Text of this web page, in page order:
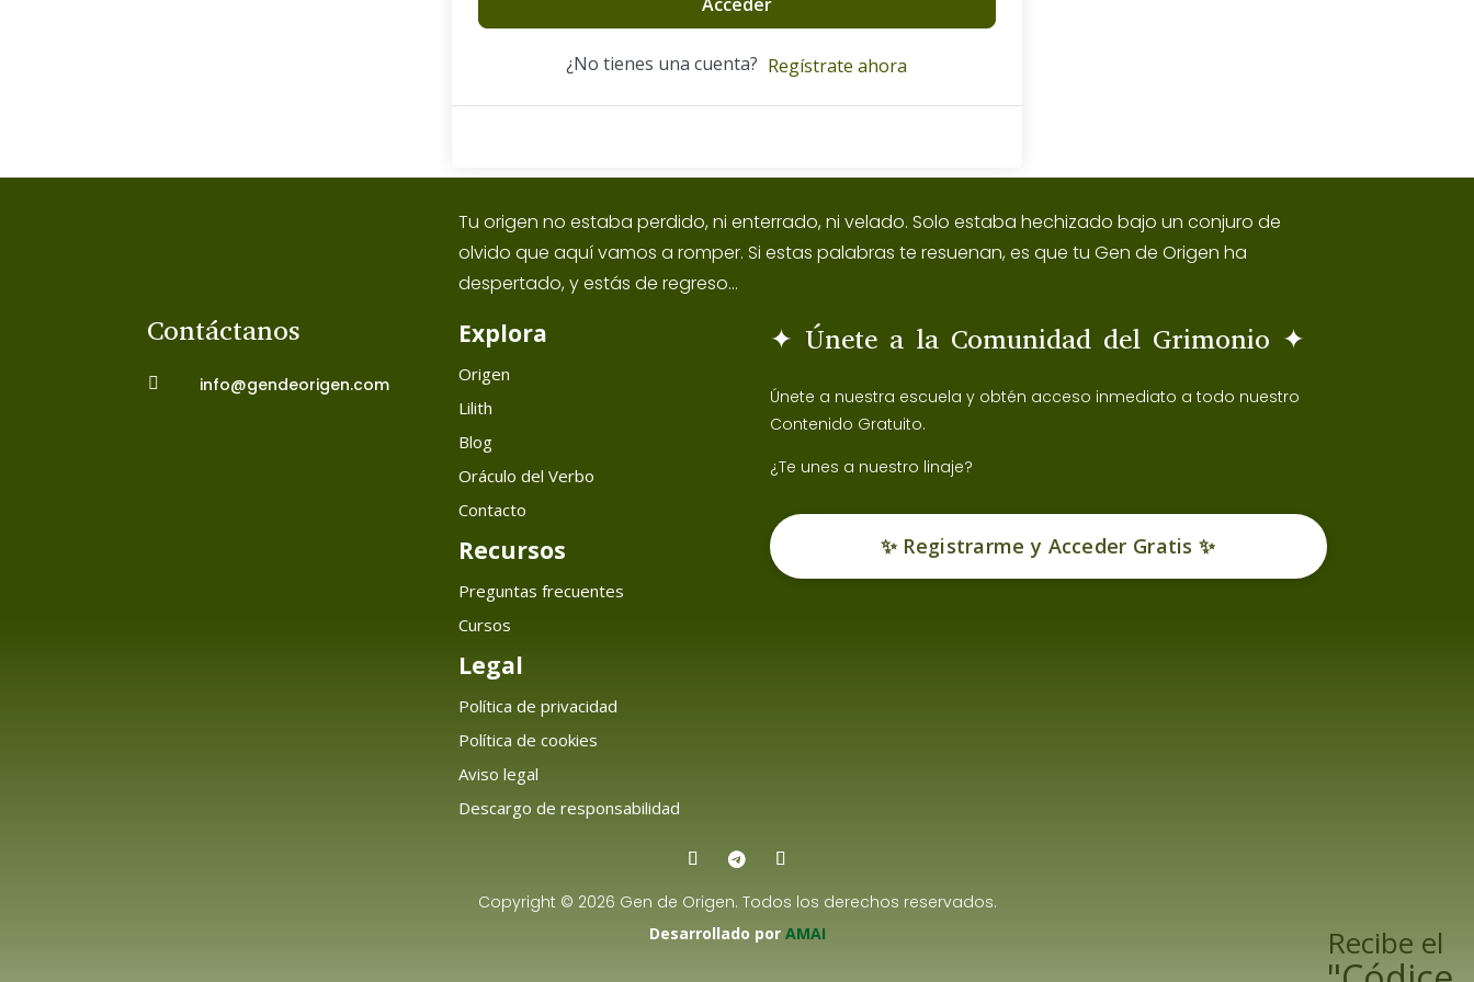
¿No tienes una cuenta? Regístrate ahora
Tu origen no estaba perdido, ni enterrado, ni velado. Solo estaba hechizado bajo un conjuro de
olvido que aquí vamos a romper. Si estas palabras te resuenan, es que tu Gen de Origen ha
despertado, y estás de regreso...
Contáctanos
 info@gendeorigen.com
Explora
Origen
Lilith
Blog
Oráculo del Verbo
Contacto
Recursos
Preguntas frecuentes
Cursos
Legal
Política de privacidad
Política de cookies
Aviso legal
Descargo de responsabilidad
✦ Únete a la Comunidad del Grimonio ✦
Únete a nuestra escuela y obtén acceso inmediato a todo nuestro
Contenido Gratuito.
¿Te unes a nuestro linaje?
✨ Registrarme y Acceder Gratis ✨
Copyright © 2026 Gen de Origen. Todos los derechos reservados.
Desarrollado por AMAI Recibe el